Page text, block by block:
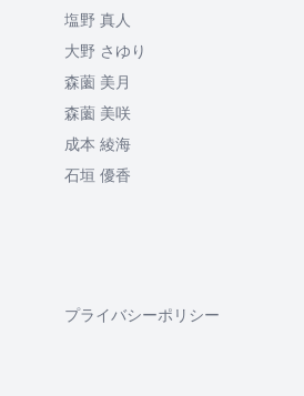
塩野 真人
大野 さゆり
森薗 美月
森薗 美咲
成本 綾海
石垣 優香
プライバシーポリシー